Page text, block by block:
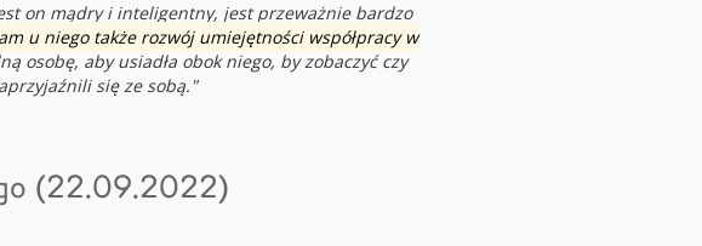
on mądry i inteligentny, jest przeważnie bardzo
u niego także rozwój umiejętności współpracy w
osobę, aby usiadła obok niego, by zobaczyć czy
się ze sobą."
(22.09.2022)